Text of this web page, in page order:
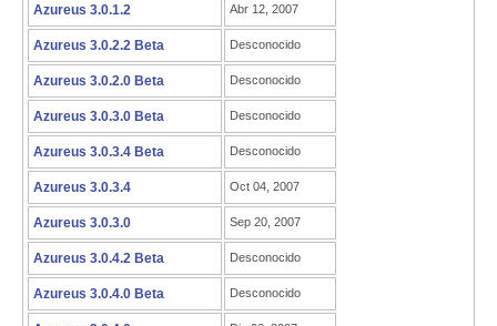
Azureus 3.0.1.2 Abr 12, 2007
Azureus 3.0.2.2 Beta Desconocido
Azureus 3.0.2.0 Beta Desconocido
Azureus 3.0.3.0 Beta Desconocido
Azureus 3.0.3.4 Beta Desconocido
Azureus 3.0.3.4 Oct 04, 2007
Azureus 3.0.3.0 Sep 20, 2007
Azureus 3.0.4.2 Beta Desconocido
Azureus 3.0.4.0 Beta Desconocido